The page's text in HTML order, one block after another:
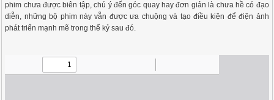
phim chưa được biên tập, chú ý đến góc quay hay đơn giản là chưa hề có đạo
diễn, những bộ phim này vẫn được ưa chuộng và tạo điều kiện để điện ảnh
phát triển mạnh mẽ trong thế kỷ sau đó.